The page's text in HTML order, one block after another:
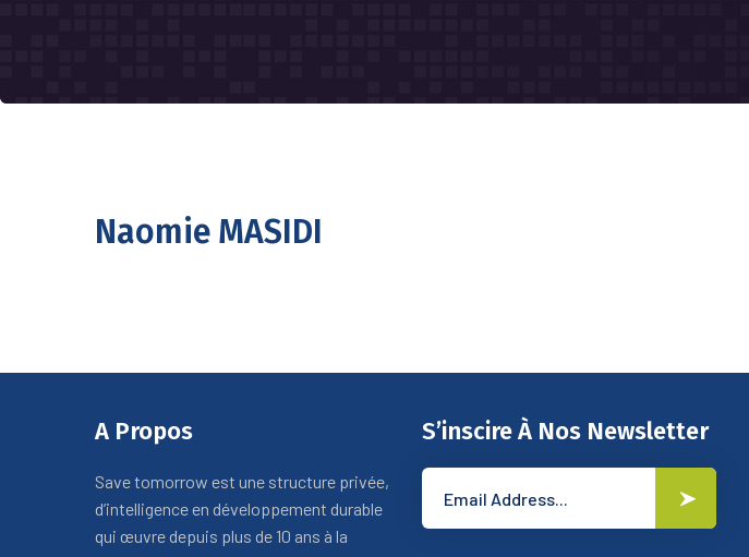
Naomie MASIDI
A Propos
Save tomorrow est une structure privée,
d’intelligence en développement durable
qui œuvre depuis plus de 10 ans à la
S’inscire À Nos Newsletter